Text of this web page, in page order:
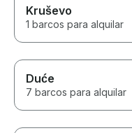
Kruševo
1 barcos para alquilar
Duće
7 barcos para alquilar